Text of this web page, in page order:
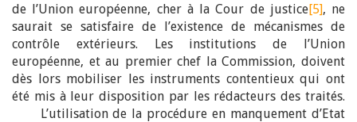
de l’Union européenne, cher à la Cour de justice[5], ne
saurait se satisfaire de l’existence de mécanismes de
contrôle extérieurs. Les institutions de l’Union
européenne, et au premier chef la Commission, doivent
dès lors mobiliser les instruments contentieux qui ont
été mis à leur disposition par les rédacteurs des traités.
L’utilisation de la procédure en manquement d’Etat